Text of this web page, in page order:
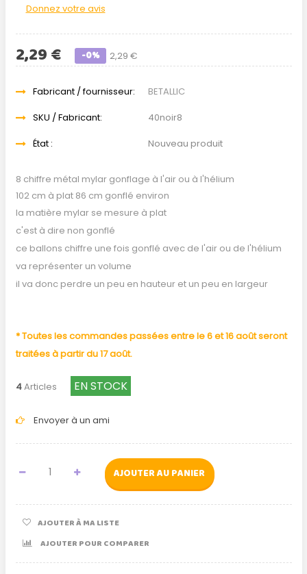
Donnez votre avis
2,29 €
2,29 € -0%
Fabricant / fournisseur:
BETALLIC
SKU / Fabricant:
40noir8
État :
Nouveau produit
8 chiffre métal mylar gonflage à l'air ou à l'hélium
102 cm à plat 86 cm gonflé environ
la matière mylar se mesure à plat
c'est à dire non gonflé
ce ballons chiffre une fois gonflé avec de l'air ou de l'hélium
va représenter un volume
il va donc perdre un peu en hauteur et un peu en largeur
* Toutes les commandes passées entre le 6 et 16 août seront
traitées à partir du 17 août.
4Articles EN STOCK
Envoyer à un ami
AJOUTER AU PANIER
AJOUTER À MA LISTE
AJOUTER POUR COMPARER